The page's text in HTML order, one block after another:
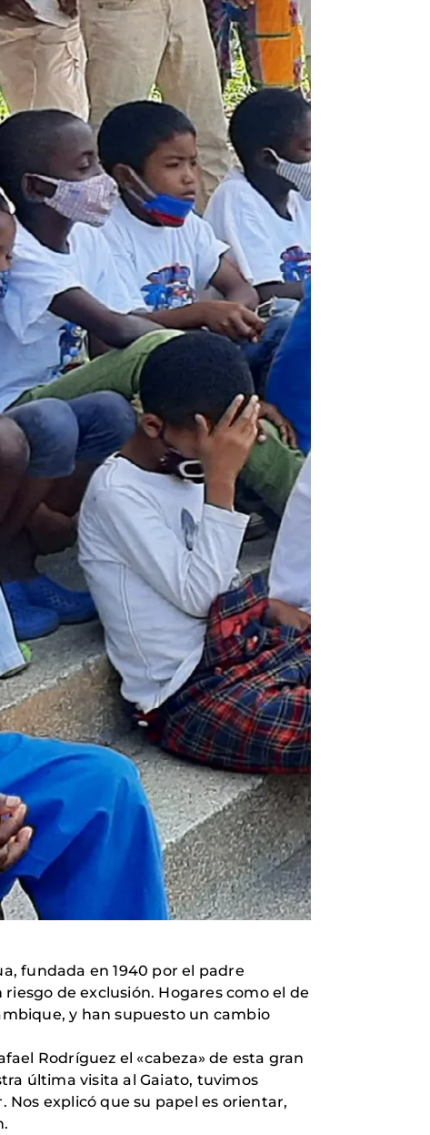
fundada en 1940 por el padre
de exclusión. Hogares como el de
y han supuesto un cambio
Rodríguez el «cabeza» de esta gran
última visita al Gaiato, tuvimos
explicó que su papel es orientar,